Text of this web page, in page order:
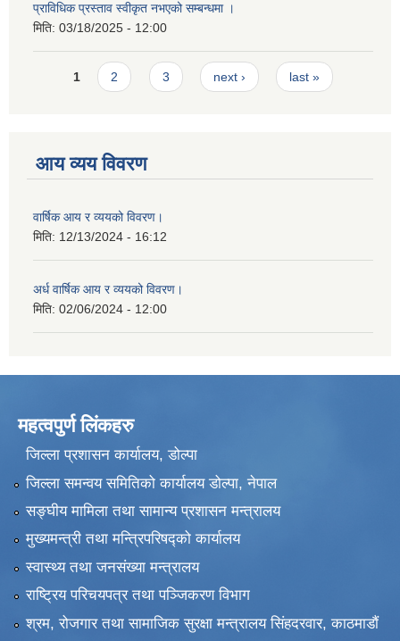
प्राविधिक प्रस्ताव स्वीकृत नभएको सम्बन्धमा ।
मिति: 03/18/2025 - 12:00
Pages
1 2 3 next › last »
आय व्यय विवरण
वार्षिक आय र व्ययको विवरण।
मिति: 12/13/2024 - 16:12
अर्ध वार्षिक आय र व्ययको विवरण।
मिति: 02/06/2024 - 12:00
महत्वपुर्ण लिंकहरु
जिल्ला प्रशासन कार्यालय, डोल्पा
जिल्ला समन्वय समितिको कार्यालय डोल्पा, नेपाल
सङ्‍घीय मामिला तथा सामान्य प्रशासन मन्त्रालय
मुख्यमन्त्री तथा मन्त्रिपरिषद्को कार्यालय
स्वास्थ्य तथा जनसंख्या मन्त्रालय
राष्ट्रिय परिचयपत्र तथा पञ्जिकरण विभाग
श्रम, रोजगार तथा सामाजिक सुरक्षा मन्त्रालय सिंहदरवार, काठमाडाैं